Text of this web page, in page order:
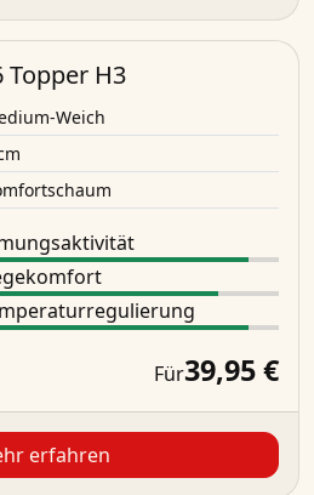
Topper H3
Weich
Für39,95 €
erfahren